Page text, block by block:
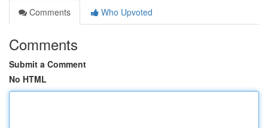
Comments
Who Upvoted
Comments
Submit a Comment
No HTML